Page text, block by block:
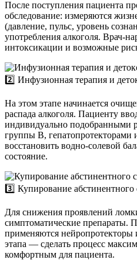
После поступления пациента
обследование: измеряются
(давление, пульс, уровень
употребления алкоголя. Врач-
интоксикации и возможные
2️⃣ Инфузионная терапия и
На этом этапе начинается
распада алкоголя. Пациенту
индивидуально подобранными
группы B,
восстановить водно-солевой
состояние.
3️⃣ Купирование абстинентного
Для снижения проявлений
симптоматические препараты.
применяются нейропротекторы
этапа — сделать процесс
комфортным для пациента.